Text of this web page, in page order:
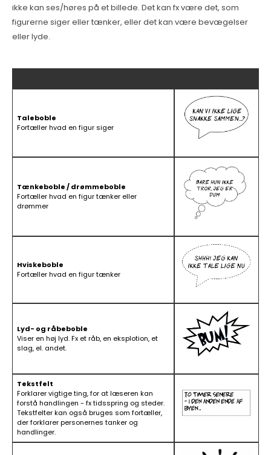
ikke kan ses/høres på et billede. Det kan fx være det, som
figurerne siger eller tænker, eller det kan være bevægelser
eller lyde.
Taleboble
Fortæller hvad en figur siger
Tænkeboble / drømmeboble
Fortæller hvad en figur tænker eller
drømmer
Hviskeboble
Fortæller hvad en figur tænker
Lyd- og råbeboble
Viser en høj lyd. Fx et råb, en eksplotion, et
slag, el. andet.
Tekstfelt
Forklarer vigtige ting, for at læseren kan
forstå handlingen - fx tidsspring og steder.
Tekstfelter kan også bruges som fortæller,
der forklarer personernes tanker og
handlinger.